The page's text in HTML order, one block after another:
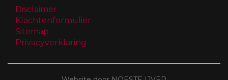
Disclaimer
Klachtenformulier
Sitemap
Privacyverklaring